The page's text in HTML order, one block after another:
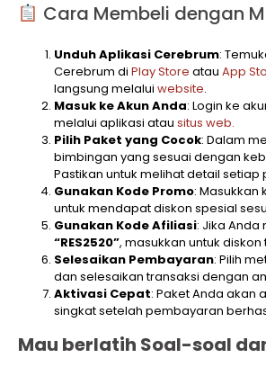
Cara Membeli dengan
Unduh Aplikasi Cerebrum:
Cerebrum di Play Store atau App
langsung melalui website.
Masuk ke Akun Anda: Login ke
melalui aplikasi atau situs web.
Pilih Paket yang Cocok: Dalam
bimbingan yang sesuai dengan
Pastikan untuk melihat detail setiap
Gunakan Kode Promo: Masukkan
untuk mendapat diskon spesial
Gunakan Kode Afiliasi: Jika Anda
“RES2520”, masukkan untuk
Selesaikan Pembayaran: Pilih
dan selesaikan transaksi dengan
Aktivasi Cepat: Paket Anda akan
singkat setelah pembayaran
Mau berlatih Soal-soal